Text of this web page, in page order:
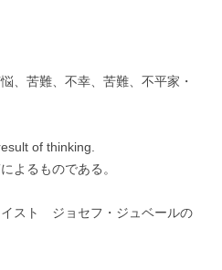
、苦難、不幸、苦難、不平家・
of thinking.
よるものである。
スト ジョセフ・ジュベールの